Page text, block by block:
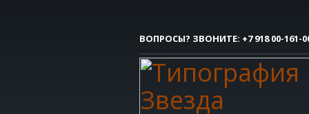
1 Вы делаете заявку.
Все очень просто, но если возникли
контактым номерам.
ВОПРОСЫ? ЗВОНИТЕ: +7 918 00-161-